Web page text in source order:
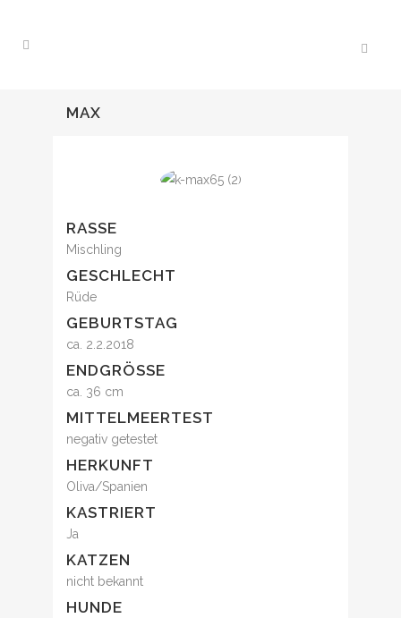
MAX
RASSE
Mischling
GESCHLECHT
Rüde
GEBURTSTAG
ca. 2.2.2018
ENDGRÖSSE
ca. 36 cm
MITTELMEERTEST
negativ getestet
HERKUNFT
Oliva/Spanien
KASTRIERT
Ja
KATZEN
nicht bekannt
HUNDE